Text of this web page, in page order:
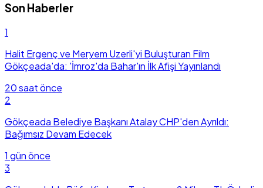
Son Haberler
1
Halit Ergenç ve Meryem Uzerli'yi Buluşturan Film
Gökçeada'da: 'İmroz'da Bahar'ın İlk Afişi Yayınlandı
20 saat önce
2
Gökçeada Belediye Başkanı Atalay CHP'den Ayrıldı:
Bağımsız Devam Edecek
1 gün önce
3